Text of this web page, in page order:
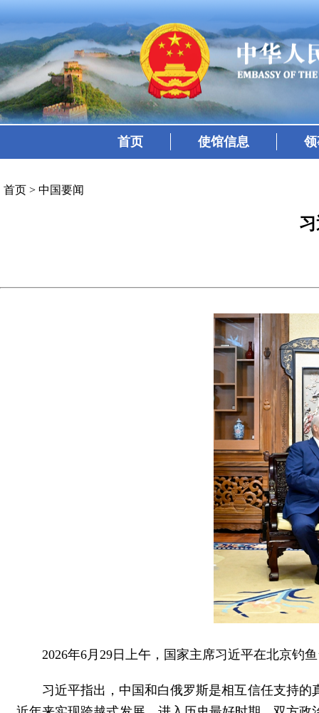
首页 使馆信息
首页 > 中国要闻
2026年6月29日上午，国家主席习近平在北京钓
习近平指出，中国和白俄罗斯是相互信任支持